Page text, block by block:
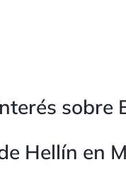
sobre
Hellín en